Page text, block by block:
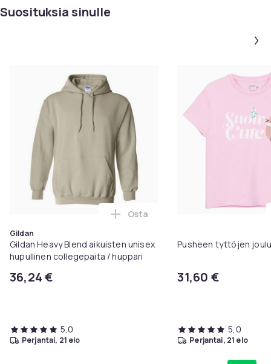
Suosituksia sinulle
Gildan
Gildan Heavy Blend aikuisten unisex
hupullinen collegepaita / huppari
36,24 €
Lisää Gildan Heavy Blend
Osta
5,0
perjantai, 21 elo
Pusheen tyttöjen
31,60 €
5,0
perjantai, 21 elo